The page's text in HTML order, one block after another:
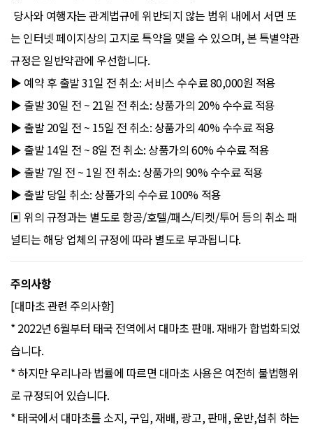
당사와 여행자는 관계법규에 위반되지 않는 범위 내에서 서면 또
는 인터넷 페이지상의 고지로 특약을 맺을 수 있으며, 본 특별약관
규정은 일반약관에 우선합니다.
▶ 예약 후 출발 31일 전 취소: 서비스 수수료 80,000원 적용
▶ 출발 30일 전 ~ 21일 전 취소: 상품가의 20% 수수료 적용
▶ 출발 20일 전 ~ 15일 전 취소: 상품가의 40% 수수료 적용
▶ 출발 14일 전 ~ 8일 전 취소: 상품가의 60% 수수료 적용
▶ 출발 7일 전 ~ 1일 전 취소: 상품가의 90% 수수료 적용
▶ 출발 당일 취소: 상품가의 수수료 100% 적용
▣ 위의 규정과는 별도로 항공/호텔/패스/티켓/투어 등의 취소 패
널티는 해당 업체의 규정에 따라 별도로 부과됩니다.
주의사항
[대마초 관련 주의사항]
* 2022년 6월부터 태국 전역에서 대마초 판매. 재배가 합법화되었
습니다.
* 하지만 우리나라 법률에 따르면 대마초 사용은 여전히 불법행위
로 규정되어 있습니다.
* 태국에서 대마초를 소지, 구입, 재배, 광고, 판매, 운반,섭취 하는